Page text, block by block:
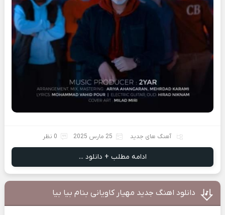
آهنگ های جدید 25 مارس 2025 0 نظر
ادامه مطلب + دانلود ...
دانلود اهنگ جدید مهیار کاویانی بنام بیا بیا